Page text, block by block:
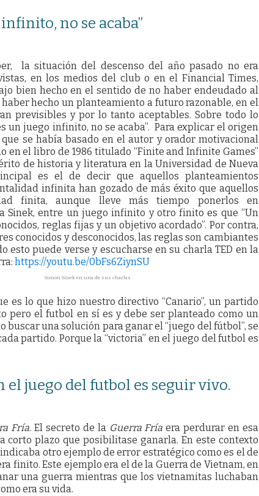
no se acaba”
la situación del descenso del año pasado no era
en los medios del club o en el Financial Times,
bien hecho en el sentido de no haber endeudado al
hecho un planteamiento a futuro razonable, en el
previsibles y por lo tanto aceptables. Sobre todo lo
un juego infinito, no se acaba”. Para explicar el origen
se había basado en el autor y orador motivacional
en el libro de 1986 titulado “Finite and Infinite Games”
de historia y literatura en la Universidad de Nueva
es el de decir que aquellos planteamientos
infinita han gozado de más éxito que aquellos
finita, aunque lleve más tiempo ponerlos en
Sinek, entre un juego infinito y otro finito es que “Un
reglas fijas y un objetivo acordado”. Por contra,
conocidos y desconocidos, las reglas son cambiantes
esto puede verse y escucharse en su charla TED en la
https://youtu.be/0bFs6ZiynSU
Simon Sinek en una de sus charlas
es lo que hizo nuestro directivo “Canario”, un partido
pero el futbol en sí es y debe ser planteado como un
una solución para ganar el “juego del fútbol”, se
partido. Porque la “victoria” en el juego del futbol es
el juego del futbol es seguir vivo.
Fría. El secreto de la Guerra Fría era perdurar en esa
corto plazo que posibilitase ganarla. En este contexto
otro ejemplo de error estratégico como es el de
finito. Este ejemplo era el de la Guerra de Vietnam, en
una guerra mientras que los vietnamitas luchaban
era su vida.